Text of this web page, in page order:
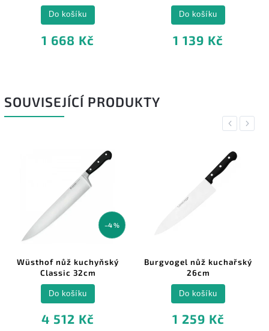
1 668 Kč
Do košíku
1 139 Kč
Do košíku
SOUVISEJÍCÍ PRODUKTY
Previous
–4 %
Wüsthof nůž kuchyňský
Classic 32cm
4 512 Kč
Do košíku
Burgvogel nůž kuchařský
26cm
1 259 Kč
Do košíku
Next